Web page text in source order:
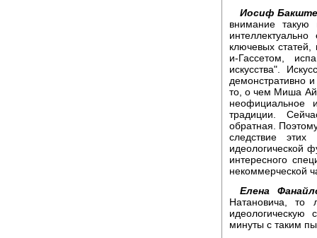
Иосиф
внимание
ключевых
и-Гассетом,
искусства".
демонстративно
то, о чем Миша
неофициальное
традиции.
обратная.
следствие этих
идеологической
интересного
некоммерческой
Елена
Натановича,
минуты с таким